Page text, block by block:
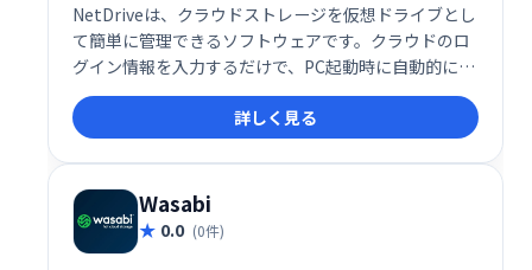
NetDriveは、クラウドストレージを仮想ドライブとし
て簡単に管理できるソフトウェアです。クラウドのロ
グイン情報を入力するだけで、PC起動時に自動的にす
べてのストレージが表示され、まるでローカルドライ
ブのように利用できます。煩わしいログイン作業から
解放され、クラウドストレージをより効率的に活用で
きます。
詳しく見る
Wasabi
0.0 (0件)